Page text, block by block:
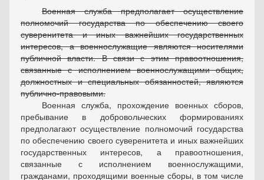
Военная служба предполагает осуществление
полномочий государства по обеспечению своего
суверенитета и иных важнейших государственных
интересов, а военнослужащие являются носителями
публичной власти. В связи с этим правоотношения,
связанные с исполнением военнослужащими общих,
должностных и специальных обязанностей, являются
публично-правовыми.
Военная служба, прохождение военных сборов,
пребывание в добровольческих формированиях
предполагают осуществление полномочий государства
по обеспечению своего суверенитета и иных важнейших
государственных интересов, а правоотношения,
связанные с исполнением военнослужащими,
гражданами, проходящими военные сборы, в том числе